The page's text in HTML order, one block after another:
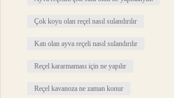
Çok koyu olan reçel nasıl sulandırılır
Katı olan ayva reçeli nasıl sulandırılır
Reçel kararmaması için ne yapılır
Reçel kavanoza ne zaman konur